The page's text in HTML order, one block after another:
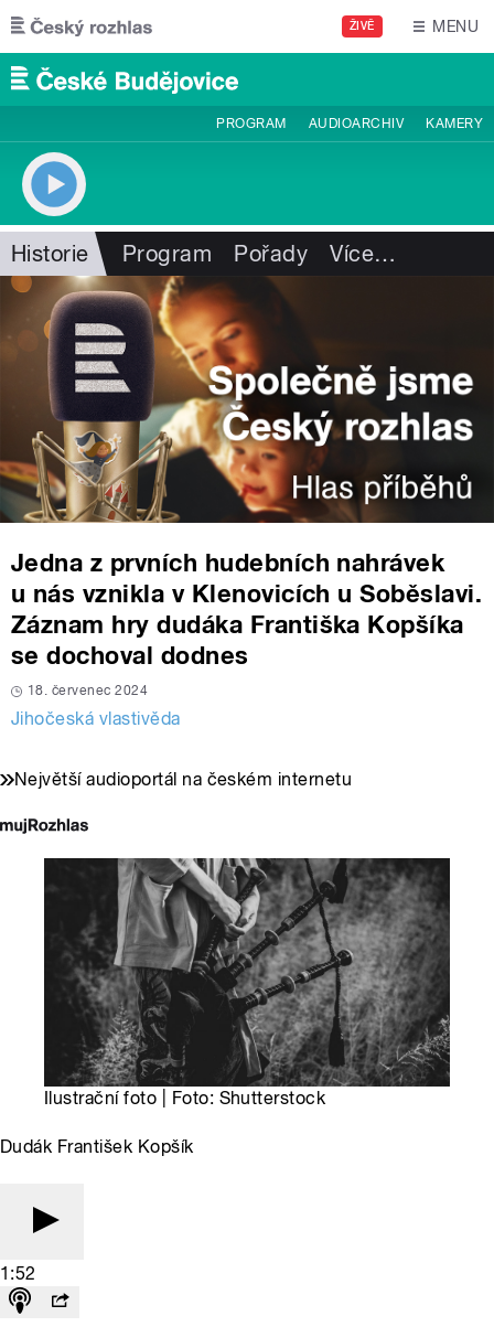
Přejít k hlavnímu obsahu
ŽIVĚ MENU
PROGRAM AUDIOARCHIV KAMERY
Historie Program Pořady Více…
Jedna z prvních hudebních nahrávek
u nás vznikla v Klenovicích u Soběslavi.
Záznam hry dudáka Františka Kopšíka
se dochoval dodnes
18. červenec 2024
Jihočeská vlastivěda
Největší audioportál na českém internetu
Ilustrační foto | Foto: Shutterstock
Dudák František Kopšík
1:52